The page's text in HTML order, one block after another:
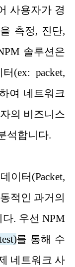
사용자가 경
측정, 진단,
솔루션은
(ex: packet,
여 네트워크
의 비즈니스
석합니다.
터(Packet,
적인 과거의
. 우선 NPM
를 통해 수
네트워크 사